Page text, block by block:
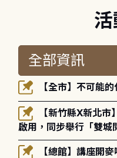
【全市】不可能
啟用，同步舉行「雙城
躍參加(115年8月3日